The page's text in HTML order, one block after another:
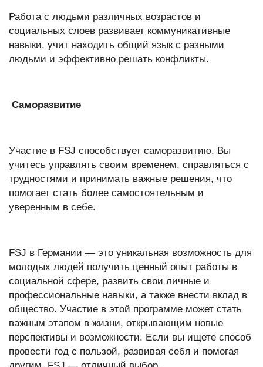
Работа с людьми различных возрастов и
социальных слоев развивает коммуникативные
навыки, учит находить общий язык с разными
людьми и эффективно решать конфликты.
Саморазвитие
Участие в FSJ способствует саморазвитию. Вы
учитесь управлять своим временем, справляться с
трудностями и принимать важные решения, что
помогает стать более самостоятельным и
уверенным в себе.
FSJ в Германии — это уникальная возможность для
молодых людей получить ценный опыт работы в
социальной сфере, развить свои личные и
профессиональные навыки, а также внести вклад в
общество. Участие в этой программе может стать
важным этапом в жизни, открывающим новые
перспективы и возможности. Если вы ищете способ
провести год с пользой, развивая себя и помогая